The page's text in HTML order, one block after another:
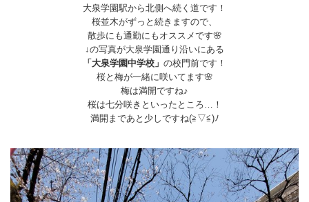
大泉学園駅から北側へ続く道です！
桜並木がずっと続きますので、
散歩にも通勤にもオススメです🌸
↓の写真が大泉学園通り沿いにある
「大泉学園中学校」 の校門前です！
桜と梅が一緒に咲いてます🌸
梅は満開ですね♪
桜は七分咲きといったところ…！
満開まであと少しですね(≧▽≦)ﾉ